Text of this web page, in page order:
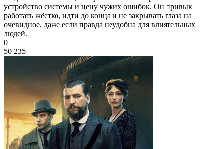
устройство системы и цену чужих ошибок. Он привык
работать жёстко, идти до конца и не закрывать глаза на
очевидное, даже если правда неудобна для влиятельных
людей.
0
50 235